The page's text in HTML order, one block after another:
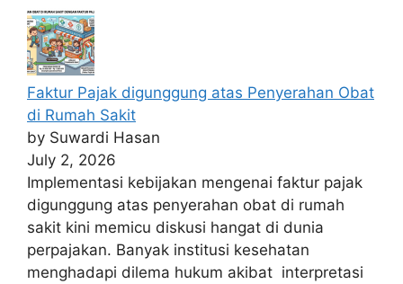
Faktur Pajak digunggung atas Penyerahan Obat
di Rumah Sakit
by Suwardi Hasan
July 2, 2026
Implementasi kebijakan mengenai faktur pajak
digunggung atas penyerahan obat di rumah
sakit kini memicu diskusi hangat di dunia
perpajakan. Banyak institusi kesehatan
menghadapi dilema hukum akibat interpretasi